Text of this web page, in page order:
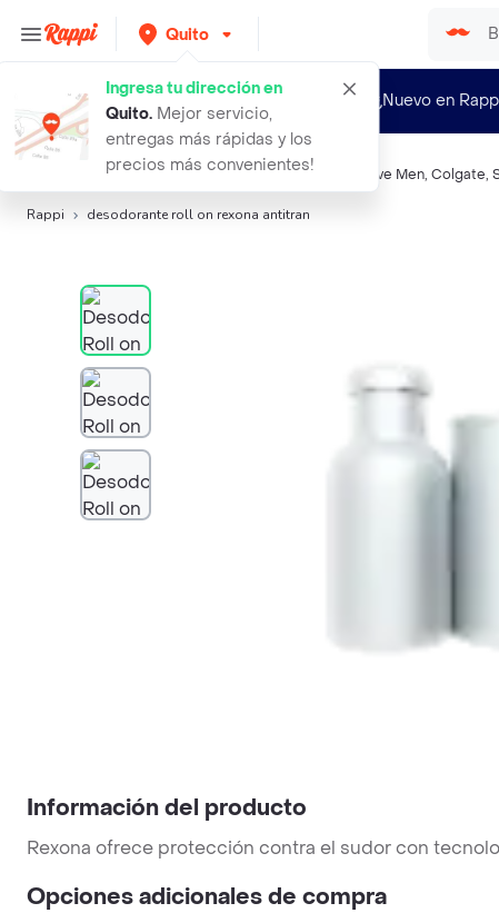
Quito
Ingresa tu dirección en
Quito. Mejor servicio,
entregas más rápidas y los
precios más convenientes!
¿Nuevo en
Búsquedas relacionadas: Desodorantes,Rexona Dove Men, Colgate,
Rappi desodorante roll on rexona antitran
Información del producto
Rexona ofrece protección contra el sudor con
Opciones adicionales de compra